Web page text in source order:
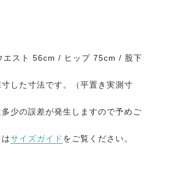
ンながらさりげない装飾がちりばめ
適化されたシルエット
タンナーが、生地の特性を考慮し
ンしたキュロットは、姿勢の美しさ
しました。
トが浅くバックが深いデザインは、
エスト 56cm / ヒップ 75cm / 股下
した寸法です。（平置き実測寸
少の誤差が発生しますので予めご
サイズガイド をご覧ください。